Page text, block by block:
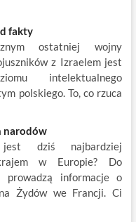
fakty
ostatniej wojny
z Izraelem jest
intelektualnego
polskiego. To, co rzuca
narodów
dziś najbardziej
w Europie? Do
prowadzą informacje o
Żydów we Francji. Ci